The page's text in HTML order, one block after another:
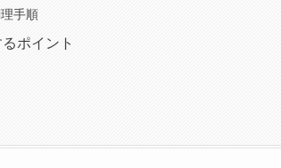
手順
ポイント